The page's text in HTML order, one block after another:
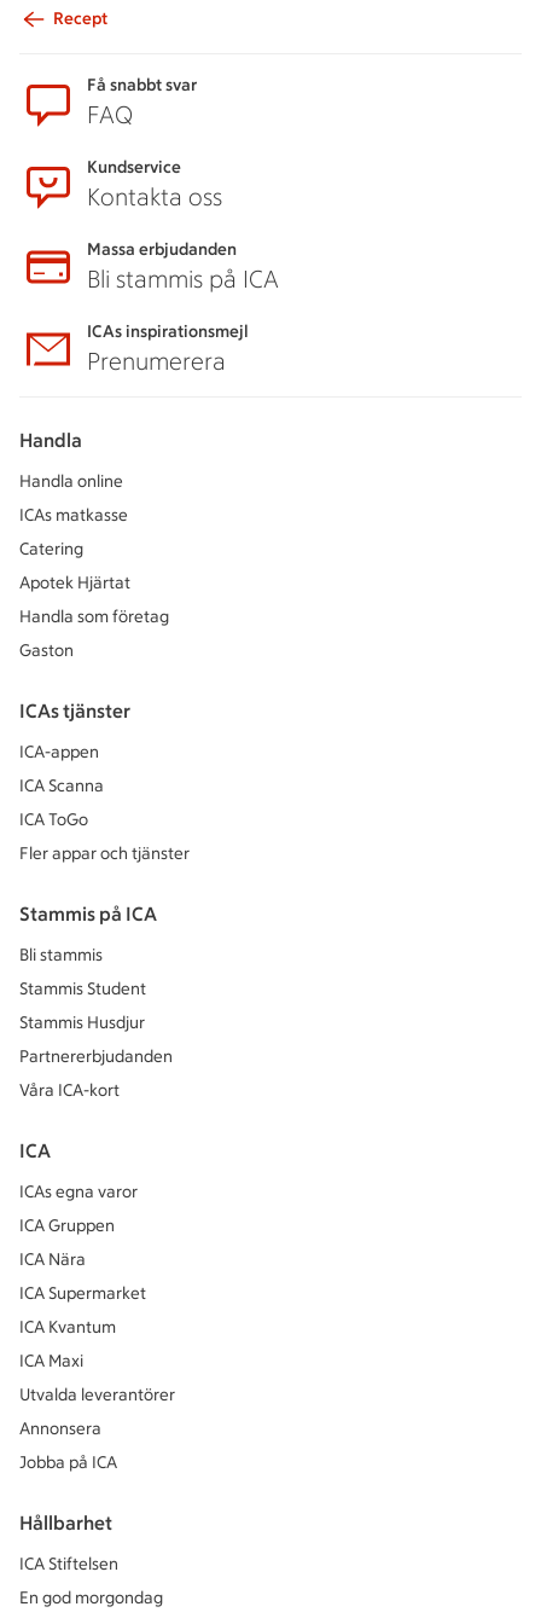
Recept
Få snabbt svar
FAQ
Kundservice
Kontakta oss
Massa erbjudanden
Bli stammis på ICA
ICAs inspirationsmejl
Prenumerera
Handla
Handla online
ICAs matkasse
Catering
Apotek Hjärtat
Handla som företag
Gaston
ICAs tjänster
ICA-appen
ICA Scanna
ICA ToGo
Fler appar och tjänster
Stammis på ICA
Bli stammis
Stammis Student
Stammis Husdjur
Partnererbjudanden
Våra ICA-kort
ICA
ICAs egna varor
ICA Gruppen
ICA Nära
ICA Supermarket
ICA Kvantum
ICA Maxi
Utvalda leverantörer
Annonsera
Jobba på ICA
Hållbarhet
ICA Stiftelsen
En god morgondag